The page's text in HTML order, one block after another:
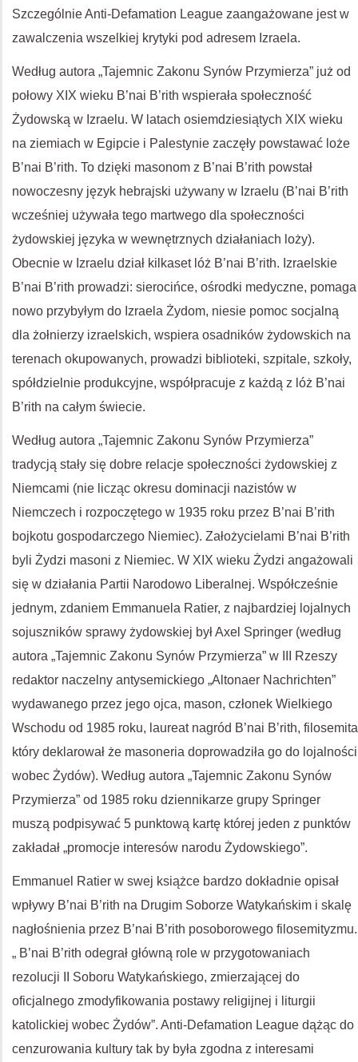
Szczególnie Anti-Defamation League zaangażowane jest w
zawalczenia wszelkiej krytyki pod adresem Izraela.
Według autora „Tajemnic Zakonu Synów Przymierza” już od
połowy XIX wieku B’nai B’rith wspierała społeczność
Żydowską w Izraelu. W latach osiemdziesiątych XIX wieku
na ziemiach w Egipcie i Palestynie zaczęły powstawać loże
B’nai B’rith. To dzięki masonom z B’nai B’rith powstał
nowoczesny język hebrajski używany w Izraelu (B’nai B’rith
wcześniej używała tego martwego dla społeczności
żydowskiej języka w wewnętrznych działaniach loży).
Obecnie w Izraelu dział kilkaset lóż B’nai B’rith. Izraelskie
B’nai B’rith prowadzi: sierocińce, ośrodki medyczne, pomaga
nowo przybyłym do Izraela Żydom, niesie pomoc socjalną
dla żołnierzy izraelskich, wspiera osadników żydowskich na
terenach okupowanych, prowadzi biblioteki, szpitale, szkoły,
spółdzielnie produkcyjne, współpracuje z każdą z lóż B’nai
B’rith na całym świecie.
Według autora „Tajemnic Zakonu Synów Przymierza”
tradycją stały się dobre relacje społeczności żydowskiej z
Niemcami (nie licząc okresu dominacji nazistów w
Niemczech i rozpoczętego w 1935 roku przez B’nai B’rith
bojkotu gospodarczego Niemiec). Założycielami B’nai B’rith
byli Żydzi masoni z Niemiec. W XIX wieku Żydzi angażowali
się w działania Partii Narodowo Liberalnej. Współcześnie
jednym, zdaniem Emmanuela Ratier, z najbardziej lojalnych
sojuszników sprawy żydowskiej był Axel Springer (według
autora „Tajemnic Zakonu Synów Przymierza” w III Rzeszy
redaktor naczelny antysemickiego „Altonaer Nachrichten”
wydawanego przez jego ojca, mason, członek Wielkiego
Wschodu od 1985 roku, laureat nagród B’nai B’rith, filosemita
który deklarował że masoneria doprowadziła go do lojalności
wobec Żydów). Według autora „Tajemnic Zakonu Synów
Przymierza” od 1985 roku dziennikarze grupy Springer
muszą podpisywać 5 punktową kartę której jeden z punktów
zakładał „promocje interesów narodu Żydowskiego”.
Emmanuel Ratier w swej książce bardzo dokładnie opisał
wpływy B’nai B’rith na Drugim Soborze Watykańskim i skalę
nagłośnienia przez B’nai B’rith posoborowego filosemityzmu.
„ B’nai B’rith odegrał główną role w przygotowaniach
rezolucji II Soboru Watykańskiego, zmierzającej do
oficjalnego zmodyfikowania postawy religijnej i liturgii
katolickiej wobec Żydów”. Anti-Defamation League dążąc do
cenzurowania kultury tak by była zgodna z interesami